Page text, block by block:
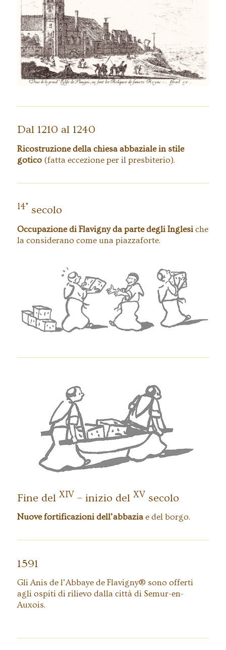
“Vista della grande chiesa di Flavigny
dove sono custodite le reliquie di santa
Regina”
Dal 1210 al 1240
Ricostruzione della chiesa abbaziale in stile
gotico(fatta eccezione per il presbiterio).
14° secolo
Occupazione di Flavigny da parte degli Inglesiche
la considerano come una piazzaforte.
reconstruction
reconstruction
Fine del XIV – inizio del XV secolo
Nuove fortificazioni dell’abbaziae del borgo.
1591
Gli Anis de l’Abbaye de Flavigny® sono offerti
agli ospiti di rilievo dalla città di Semur-en-
Auxois.